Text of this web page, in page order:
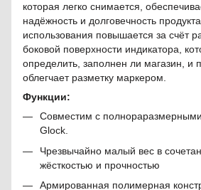
которая легко снимается,
надёжность и долговечность
использования повышается за счёт
боковой поверхности индикатора,
определить, заполнен ли магазин, и
облегчает разметку маркером.
Функции:
Совместим с
Glock.
Чрезвычайно малый вес в
жёсткостью и прочностью
Армированная полимерная